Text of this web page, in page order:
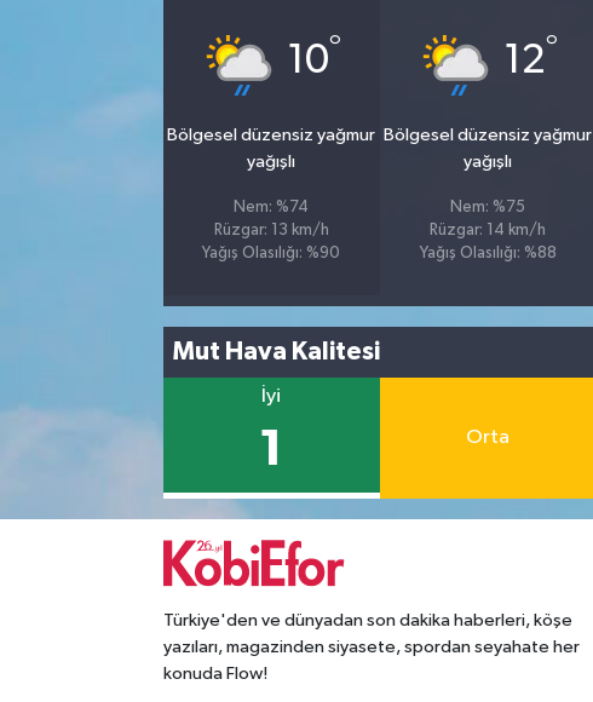
10°
Bölgesel düzensiz yağmur
yağışlı
Nem: %74
Rüzgar: 13 km/h
Yağış Olasılığı: %90
12°
Bölgesel düzensiz yağmur
yağışlı
Nem: %75
Rüzgar: 14 km/h
Yağış Olasılığı: %88
Mut Hava Kalitesi
İyi
1 Orta
Türkiye'den ve dünyadan son dakika haberleri, köşe
yazıları, magazinden siyasete, spordan seyahate her
konuda Flow!